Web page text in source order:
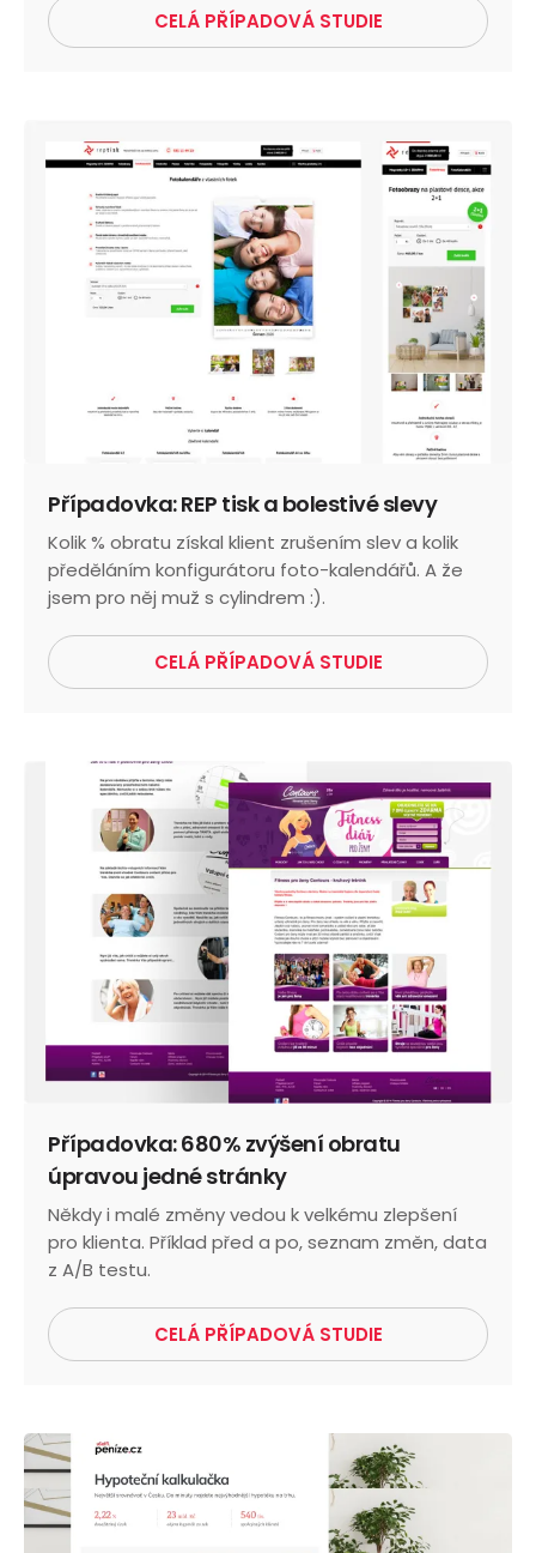
CELÁ PŘÍPADOVÁ STUDIE
Případovka: REP tisk a bolestivé slevy
Kolik % obratu získal klient zrušením slev a kolik
předěláním konfigurátoru foto-kalendářů. A že
jsem pro něj muž s cylindrem :).
CELÁ PŘÍPADOVÁ STUDIE
Případovka: 680% zvýšení obratu
úpravou jedné stránky
Někdy i malé změny vedou k velkému zlepšení
pro klienta. Příklad před a po, seznam změn, data
z A/B testu.
CELÁ PŘÍPADOVÁ STUDIE